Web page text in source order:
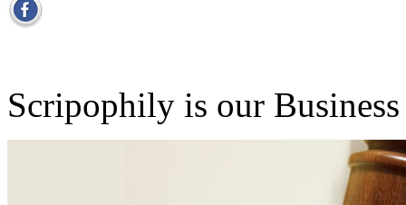
Scripophily is our